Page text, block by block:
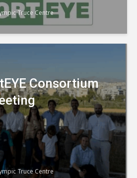
Truce Centre
Consortium
Truce Centre